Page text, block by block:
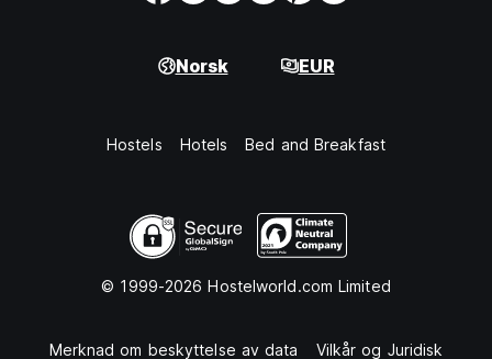
Norsk EUR
Hostels Hotels Bed and Breakfast
© 1999-2026 Hostelworld.com Limited
Merknad om beskyttelse av data Vilkår og Juridisk